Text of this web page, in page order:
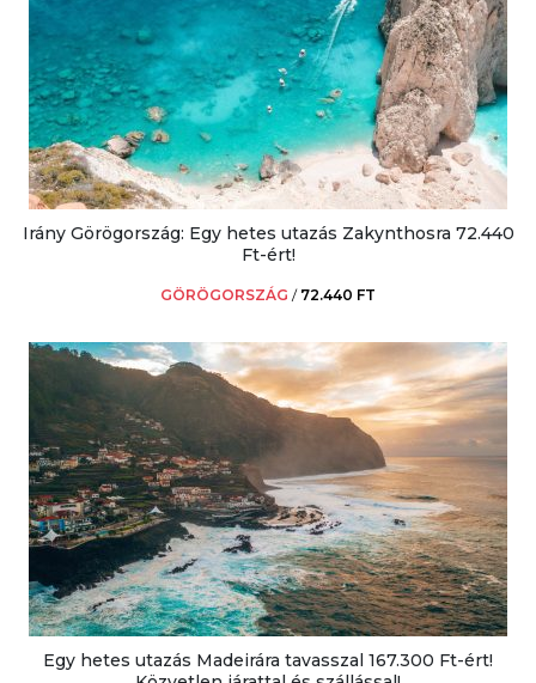
Irány Görögország: Egy hetes utazás Zakynthosra 72.440
Ft-ért!
GÖRÖGORSZÁG / 72.440 FT
Egy hetes utazás Madeirára tavasszal 167.300 Ft-ért!